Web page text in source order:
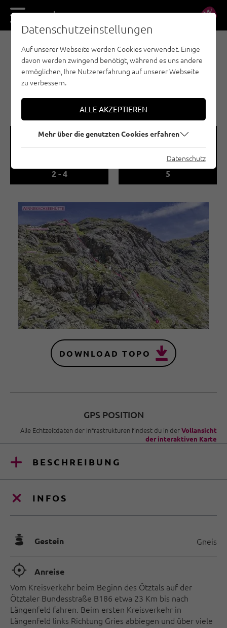
DE EN
MEHRSEILLÄNGE - ÖTZTAL
LÄNGENFELD |
WINNEBACHSEEHÜTTE |
MS
🞽
2 - 4
🍫
Routenanzahl
5
DOWNLOAD TOPO
GPS POSITION
Alle Echtzeitdaten der Infrastrukturen findest du in derVollansicht
der interaktiven Karte
BESCHREIBUNG
INFOS
🞾 Gestein Gneis
🞞 Anreise
Vom Kreisverkehr beim Beginn des Ötztals auf der
Ötztaler Bundesstraße B186 etwa 23 Km bis nach
Längenfeld fahren. Beim ersten Kreisverkehr in
Längenfeld links Richtung Gries abbiegen und über viele
Datenschutzeinstellungen
Auf unserer Webseite werden Cookies verwendet. Einige
davon werden zwingend benötigt, während es uns andere
ermöglichen, Ihre Nutzererfahrung auf unserer Webseite
zu verbessern.
ALLE AKZEPTIEREN
Mehr über die genutzten Cookies erfahren
Datenschutz